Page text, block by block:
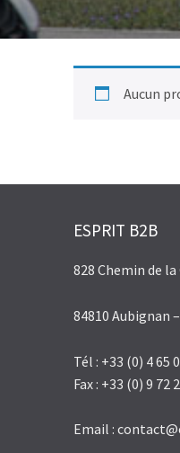
Aucun
ESPRIT B2B
828 Chemin de
84810 Aubignan
Tél : +33 (0) 4 65
Fax : +33 (0) 9 72
Email :